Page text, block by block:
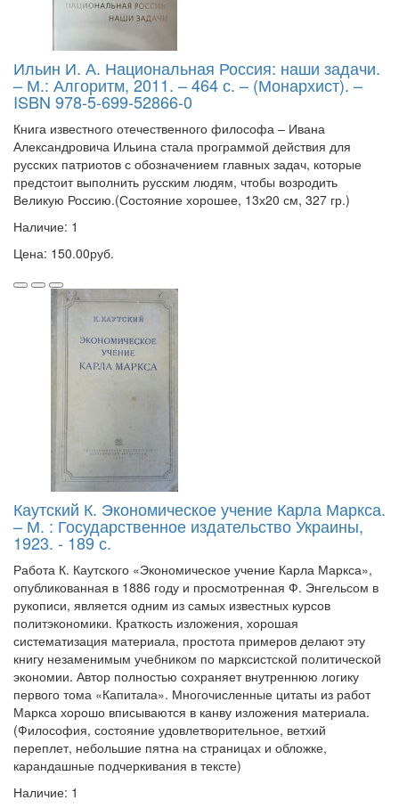
Ильин И. А. Национальная Россия: наши задачи.
– М.: Алгоритм, 2011. – 464 с. – (Монархист). –
ISBN 978-5-699-52866-0
Книга известного отечественного философа – Ивана
Александровича Ильина стала программой действия для
русских патриотов с обозначением главных задач, которые
предстоит выполнить русским людям, чтобы возродить
Великую Россию.(Состояние хорошее, 13х20 см, 327 гр.)
Наличие: 1
Цена: 150.00руб.
Каутский К. Экономическое учение Карла Маркса.
– М. : Государственное издательство Украины,
1923. - 189 с.
Работа К. Каутского «Экономическое учение Карла Маркса»,
опубликованная в 1886 году и просмотренная Ф. Энгельсом в
рукописи, является одним из самых известных курсов
политэкономики. Краткость изложения, хорошая
систематизация материала, простота примеров делают эту
книгу незаменимым учебником по марксистской политической
экономии. Автор полностью сохраняет внутреннюю логику
первого тома «Капитала». Многочисленные цитаты из работ
Маркса хорошо вписываются в канву изложения материала.
(Философия, состояние удовлетворительное, ветхий
переплет, небольшие пятна на страницах и обложке,
карандашные подчеркивания в тексте)
Наличие: 1